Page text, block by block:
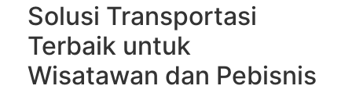
Solusi Transportasi
Terbaik untuk
Wisatawan dan Pebisnis